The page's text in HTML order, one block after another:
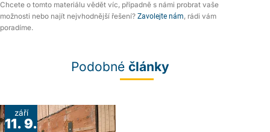
Chcete o tomto materiálu vědět víc, případně s námi probrat vaše
možnosti nebo najít nejvhodnější řešení? Zavolejte nám, rádi vám
poradíme.
Podobné články
září
11. 9.